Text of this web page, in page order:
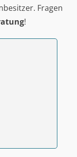
Fragen
!